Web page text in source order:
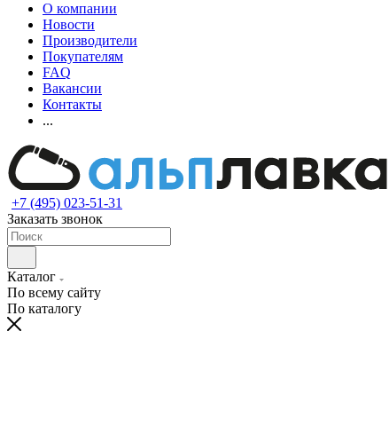
О компании
Новости
Производители
Покупателям
FAQ
Вакансии
Контакты
...
+7 (495) 023-51-31
Заказать звонок
Каталог
По всему сайту
По каталогу